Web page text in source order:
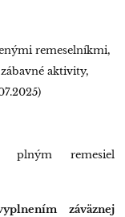
remeselníkmi,
aktivity,
plným remesiel
záväznej